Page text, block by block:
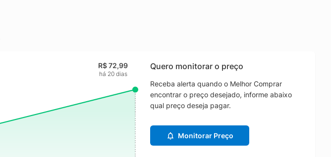
R$ 72,99
há 20 dias
Quero monitorar o preço
Receba alerta quando o Melhor Comprar
encontrar o preço desejado, informe abaixo
qual preço deseja pagar.
Monitorar Preço